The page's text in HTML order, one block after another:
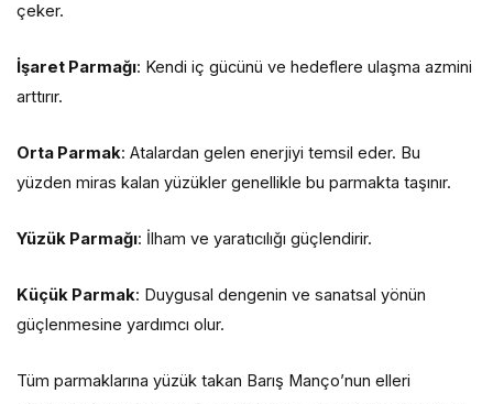
çeker.
İşaret Parmağı: Kendi iç gücünü ve hedeflere ulaşma azmini
arttırır.
Orta Parmak: Atalardan gelen enerjiyi temsil eder. Bu
yüzden miras kalan yüzükler genellikle bu parmakta taşınır.
Yüzük Parmağı: İlham ve yaratıcılığı güçlendirir.
Küçük Parmak: Duygusal dengenin ve sanatsal yönün
güçlenmesine yardımcı olur.
Tüm parmaklarına yüzük takan Barış Manço’nun elleri